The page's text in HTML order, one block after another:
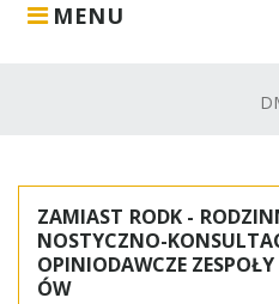
MENU
styczeń
2011
ZAMIAST RODK -
NOSTYCZNO-
OPINIODAWCZE
ÓW